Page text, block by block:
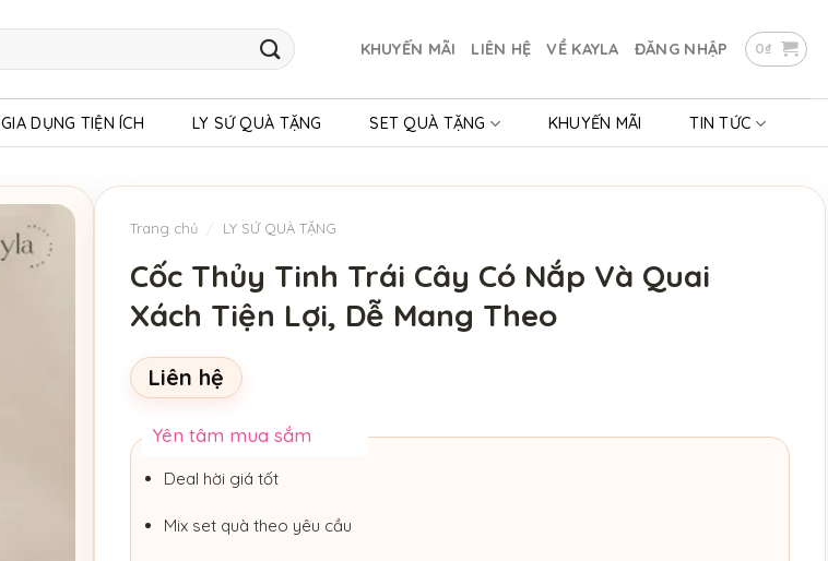
KHUYẾN MÃI LIÊN HỆ VỀ KAYLA ĐĂNG NHẬP 0₫
GIA DỤNG TIỆN ÍCH LY SỨ QUÀ TẶNG SET QUÀ TẶNG KHUYẾN MÃI TIN TỨC
Trang chủ / LY SỨ QUÀ TẶNG
Cốc Thủy Tinh Trái Cây Có Nắp Và Quai
Xách Tiện Lợi, Dễ Mang Theo
Liên hệ
Yên tâm mua sắm
Deal hời giá tốt
Mix set quà theo yêu cầu